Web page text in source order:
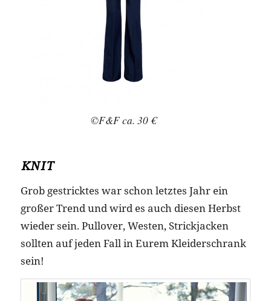
©F&F ca. 30 €
KNIT
Grob gestricktes war schon letztes Jahr ein
großer Trend und wird es auch diesen Herbst
wieder sein. Pullover, Westen, Strickjacken
sollten auf jeden Fall in Eurem Kleiderschrank
sein!